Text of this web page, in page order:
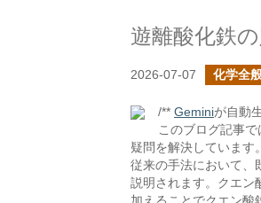
遊離酸化鉄
2026-07-07 化学全
/** Geminiが自動
このブログ記事
疑問を解決しています
従来の手法において、
説明されます。クエン